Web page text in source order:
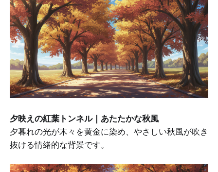
夕映えの紅葉トンネル｜あたたかな秋風
夕暮れの光が木々を黄金に染め、やさしい秋風が吹き
抜ける情緒的な背景です。